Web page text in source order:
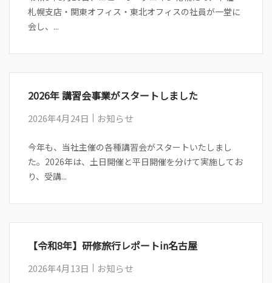
札幌支店・関東オフィス・東北オフィスの社員が一堂に
会し、...
2026年 講習会事業がスタートしました
2026年4月24日 お知らせ
今年も、当社主催の各種講習会がスタートいたしまし
た。2026年は、土日開催と平日開催を分けて実施してお
り、受講...
【令和8年】研修旅行レポートin名古屋
2026年4月13日 お知らせ